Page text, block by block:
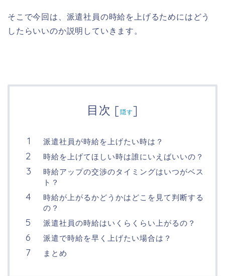
そこで今回は、派遣社員の時給を上げるためにはどう
したらいいのか説明していきます。
目次 [隠す]
派遣社員が時給を上げたい時は？
時給を上げてほしい時は誰にいえばいいの？
時給アップの交渉のタイミングはいつがベス
ト？
時給が上がるかどうかはどこを見て判断する
の？
派遣社員の時給はいくらくらい上がるの？
派遣で時給を早く上げたい場合は？
まとめ